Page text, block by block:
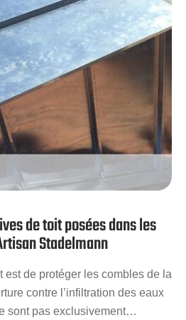
de toit posées dans les
Stadelmann
est de protéger les combles de la
contre l’infiltration des eaux
sont pas exclusivement